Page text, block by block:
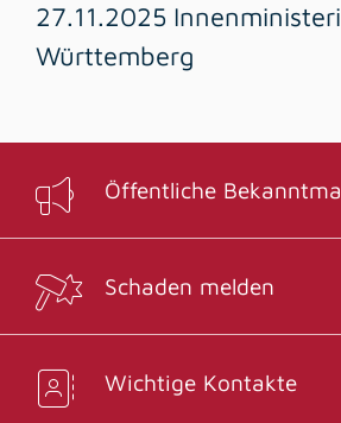
27.11.2025
Württemberg
Öffentliche
Schaden melden
Wichtige Kontakte